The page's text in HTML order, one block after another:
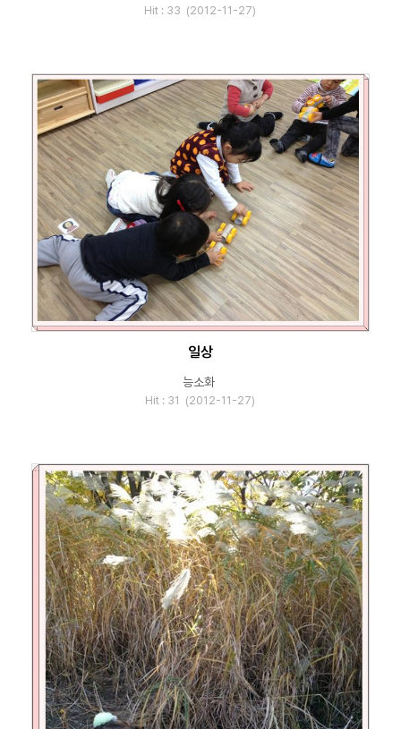
Hit : 33 (2012-11-27)
일상
능소화
Hit : 31 (2012-11-27)